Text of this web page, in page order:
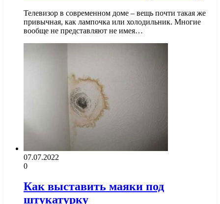
Телевизор в современном доме – вещь почти такая же
привычная, как лампочка или холодильник. Многие
вообще не представляют не имея…
07.07.2022
0
Как выставить маяки под
штукатурку